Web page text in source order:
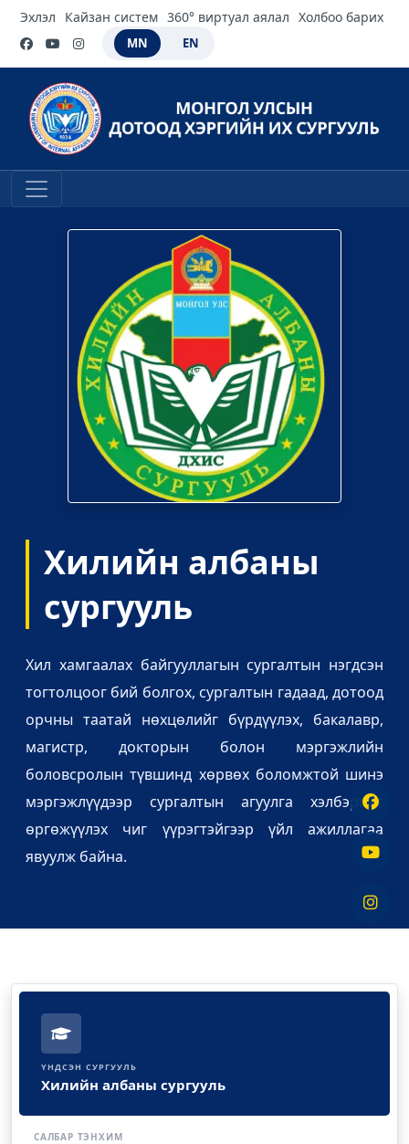
Эхлэл Кайзан систем 360° виртуал аялал Холбоо барих
MN EN
Хилийн албаны
сургууль
Хил хамгаалах байгууллагын сургалтын нэгдсэн
тогтолцоог бий болгох, сургалтын гадаад, дотоод
орчны таатай нөхцөлийг бүрдүүлэх, бакалавр,
магистр, докторын болон мэргэжлийн
боловсролын түвшинд хөрвөх боломжтой шинэ
мэргэжлүүдээр сургалтын агуулга хэлбэрийг
өргөжүүлэх чиг үүрэгтэйгээр үйл ажиллагаа
явуулж байна.
ҮНДСЭН СУРГУУЛЬ
Хилийн албаны сургууль
САЛБАР ТЭНХИМ